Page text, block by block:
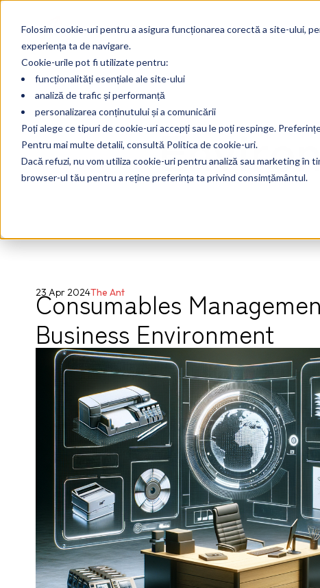
Folosim cookie-uri pentru a asigura funcționarea corectă a site-ului,
experiența ta de navigare.
Cookie-urile pot fi utilizate pentru:
funcționalități esențiale ale site-ului
analiză de trafic și performanță
personalizarea conținutului și a comunicării
Poți alege ce tipuri de cookie-uri accepți sau le poți respinge.
Pentru mai multe detalii, consultă Politica de cookie-uri.
Dacă refuzi, nu vom utiliza cookie-uri pentru analiză sau marketing
browser-ul tău pentru a reține preferința ta privind consimțământul.
Consumables
Business Environment
23 Apr 2024The Ant